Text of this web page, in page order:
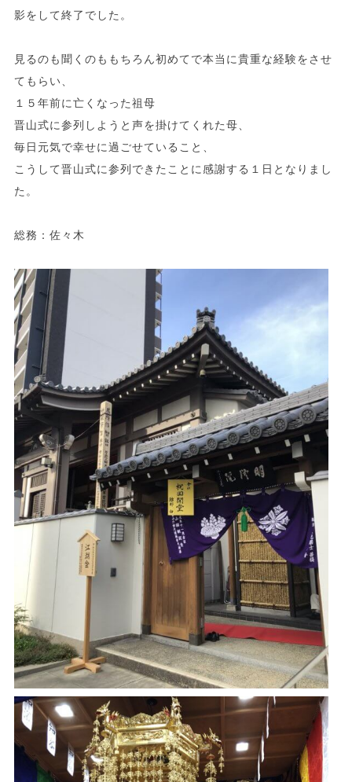
影をして終了でした。
見るのも聞くのももちろん初めてで本当に貴重な経験をさせ
てもらい、
１５年前に亡くなった祖母
晋山式に参列しようと声を掛けてくれた母、
毎日元気で幸せに過ごせていること、
こうして晋山式に参列できたことに感謝する１日となりまし
た。
総務：佐々木